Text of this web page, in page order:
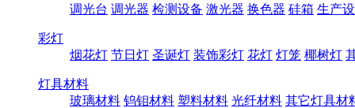
调光台 调光器 检测设备 激光器 换色器 硅箱 生产
彩灯
烟花灯 节日灯 圣诞灯 装饰彩灯 花灯 灯笼 椰树灯
灯具材料
玻璃材料 钨钼材料 塑料材料 光纤材料 其它灯具材